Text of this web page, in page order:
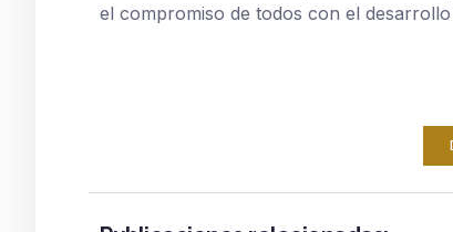
el compromiso de todos con el desarrollo